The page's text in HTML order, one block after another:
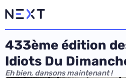
433ème édition
Idiots Du
Eh bien, dansons maintenant !